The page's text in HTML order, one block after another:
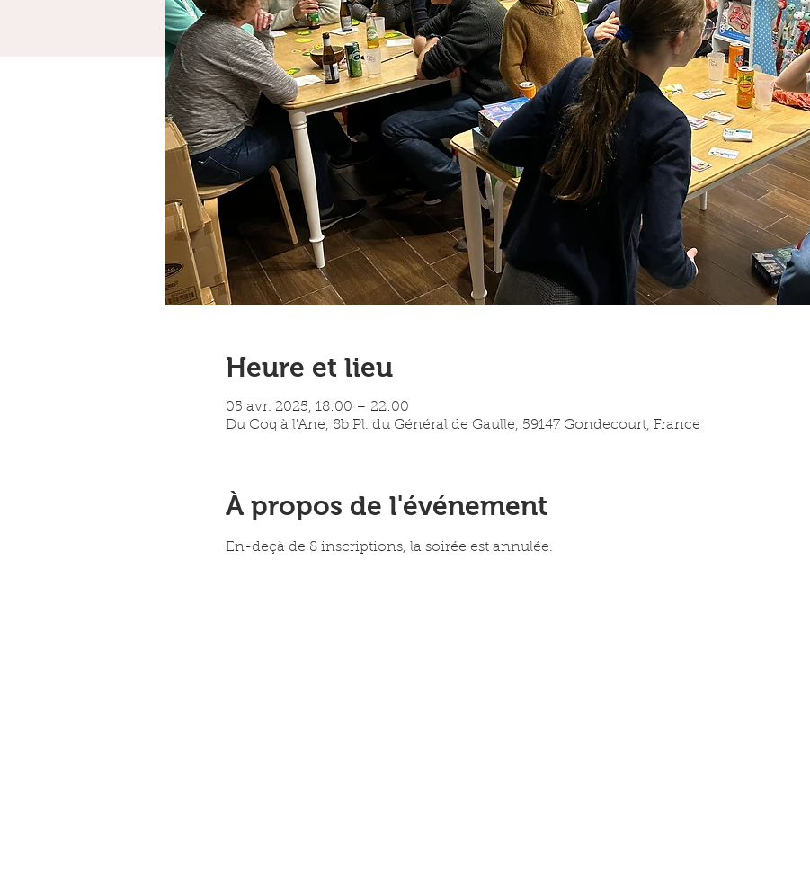
Heure et lieu
05 avr. 2025, 18:00 – 22:00
Du Coq à l'Ane, 8b Pl. du Général de Gaulle, 59147 Gondecourt, France
À propos de l'événement
En-deçà de 8 inscriptions, la soirée est annulée.